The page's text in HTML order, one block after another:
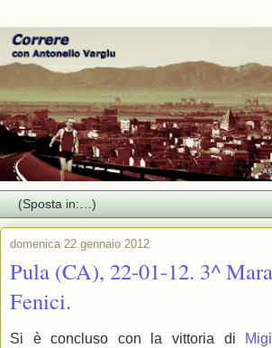
domenica 22 gennaio 2012
Pula (CA), 22-01-12. 3^
Fenici.
Si è concluso con la vittoria di